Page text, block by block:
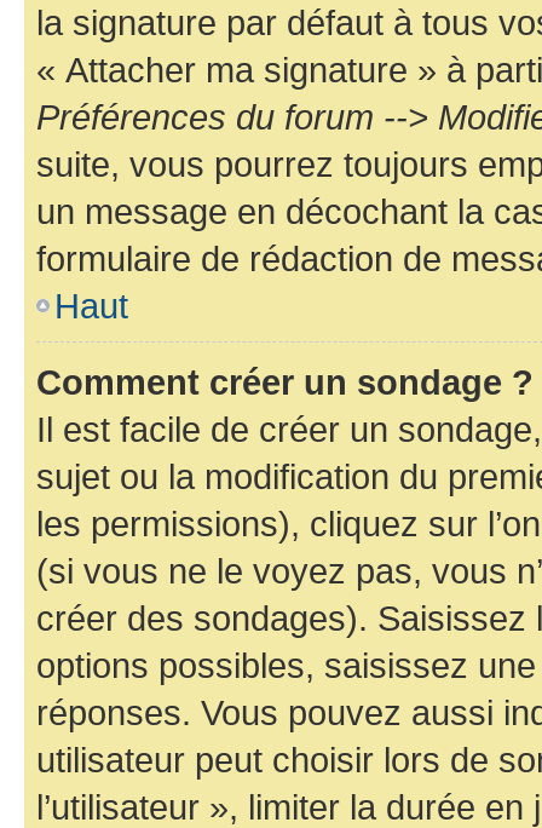
la signature par défaut à tous
« Attacher ma signature » à
Préférences du forum -->
suite, vous pourrez toujours
un message en décochant la
formulaire de rédaction de
Haut
Comment créer un sondage ?
Il est facile de créer un
sujet ou la modification du
les permissions), cliquez sur
(si vous ne le voyez pas, vous
créer des sondages).
options possibles, saisissez
réponses. Vous pouvez aussi
utilisateur peut choisir lors de
l’utilisateur », limiter la durée